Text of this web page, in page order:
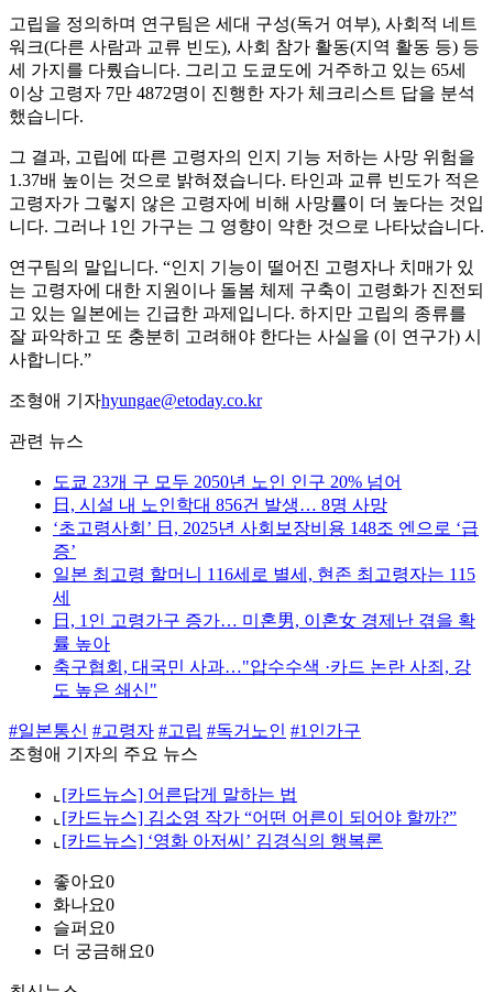
고립을 정의하며 연구팀은 세대 구성(독거 여부), 사회적 네트
워크(다른 사람과 교류 빈도), 사회 참가 활동(지역 활동 등) 등
세 가지를 다뤘습니다. 그리고 도쿄도에 거주하고 있는 65세
이상 고령자 7만 4872명이 진행한 자가 체크리스트 답을 분석
했습니다.
그 결과, 고립에 따른 고령자의 인지 기능 저하는 사망 위험을
1.37배 높이는 것으로 밝혀졌습니다. 타인과 교류 빈도가 적은
고령자가 그렇지 않은 고령자에 비해 사망률이 더 높다는 것입
니다. 그러나 1인 가구는 그 영향이 약한 것으로 나타났습니다.
연구팀의 말입니다. “인지 기능이 떨어진 고령자나 치매가 있
는 고령자에 대한 지원이나 돌봄 체제 구축이 고령화가 진전되
고 있는 일본에는 긴급한 과제입니다. 하지만 고립의 종류를
잘 파악하고 또 충분히 고려해야 한다는 사실을 (이 연구가) 시
사합니다.”
조형애 기자hyungae@etoday.co.kr
관련 뉴스
도쿄 23개 구 모두 2050년 노인 인구 20% 넘어
日, 시설 내 노인학대 856건 발생… 8명 사망
‘초고령사회’ 日, 2025년 사회보장비용 148조 엔으로 ‘급
증’
일본 최고령 할머니 116세로 별세, 현존 최고령자는 115
세
日, 1인 고령가구 증가… 미혼男, 이혼女 경제난 겪을 확
률 높아
축구협회, 대국민 사과…"압수수색 ·카드 논란 사죄, 강
도 높은 쇄신"
#일본통신 #고령자 #고립 #독거노인 #1인가구
조형애 기자의 주요 뉴스
⌞ [카드뉴스] 어른답게 말하는 법
⌞ [카드뉴스] 김소영 작가 “어떤 어른이 되어야 할까?”
⌞ [카드뉴스] ‘영화 아저씨’ 김경식의 행복론
좋아요0
화나요0
슬퍼요0
더 궁금해요0